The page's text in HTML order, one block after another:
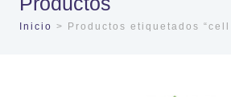
Inicio > Productos etiquetados